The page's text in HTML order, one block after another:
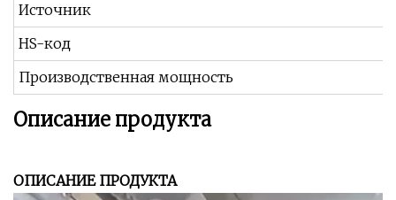
Источник
HS-код
Производственная мощность
Описание продукта
ОПИСАНИЕ ПРОДУКТА